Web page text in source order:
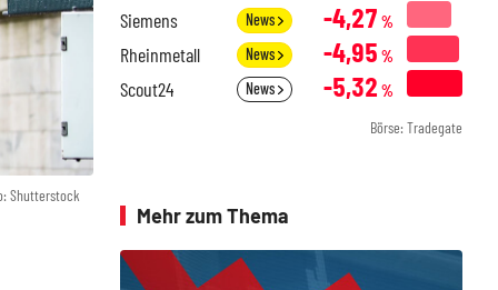
Shutterstock
Siemens News -4,27 %
Rheinmetall News -4,95 %
Scout24 News -5,32 %
Börse: Tradegate
Mehr zum Thema